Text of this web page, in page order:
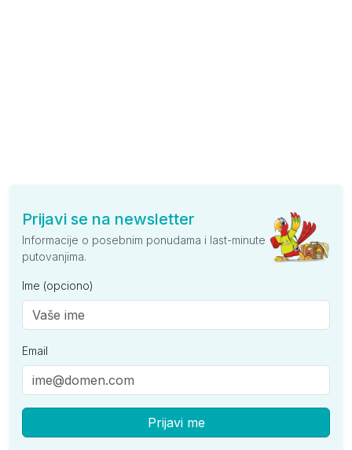
Prijavi se na newsletter
Informacije o posebnim ponudama i last-minute
putovanjima.
Ime (opciono)
Email
Prijavi me